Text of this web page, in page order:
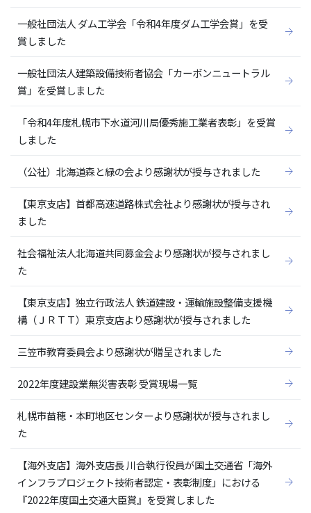
一般社団法人 ダム工学会「令和4年度ダム工学会賞」を受
賞しました
一般社団法人建築設備技術者協会「カーボンニュートラル
賞」を受賞しました
「令和4年度札幌市下水道河川局優秀施工業者表彰」を受賞
しました
（公社）北海道森と緑の会より感謝状が授与されました
【東京支店】首都高速道路株式会社より感謝状が授与され
ました
社会福祉法人北海道共同募金会より感謝状が授与されまし
た
【東京支店】独立行政法人 鉄道建設・運輸施設整備支援機
構（ＪＲＴＴ）東京支店より感謝状が授与されました
三笠市教育委員会より感謝状が贈呈されました
2022年度建設業無災害表彰 受賞現場一覧
札幌市苗穂・本町地区センターより感謝状が授与されまし
た
【海外支店】海外支店長 川合執行役員が国土交通省「海外
インフラプロジェクト技術者認定・表彰制度」における
『2022年度国土交通大臣賞』を受賞しました